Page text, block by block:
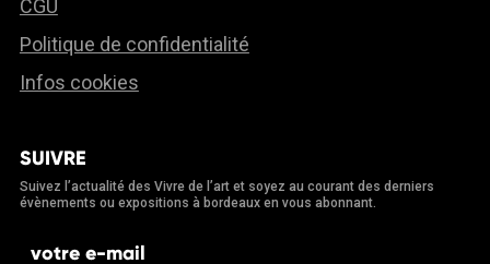
CGU
Politique de confidentialité
Infos cookies
SUIVRE
Suivez l’actualité des Vivre de l’art et soyez au courant des derniers
évènements ou expositions à bordeaux en vous abonnant.